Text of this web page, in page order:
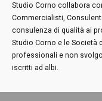
Studio Corno collabora
Commercialisti,
consulenza di qualità ai
Studio Corno e le Società
professionali e non
iscritti ad albi.